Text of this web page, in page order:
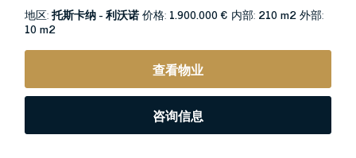
地区:托斯卡纳 - 利沃诺价格: 1.900.000 € 内部: 210 m2外部:
10 m2
查看物业
咨询信息